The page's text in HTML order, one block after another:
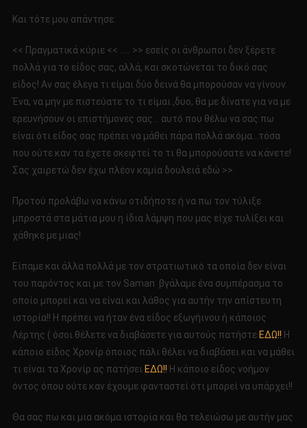
Και τότε μου απάντησε:
<< Πραγματικά κύριε << ….. >> εσείς οι άνθρωποι δεν ξέρετε
πολλά για το είδος σας, αλλά, και σκοτώνεται το δικό σας
είδος! Αν σας έλεγα τι είμαι δύο δεινά θα μπορούσαν να γίνουν.
Ένα, να μην με πιστεύατε το τι είμαι ,δυο, θα με δίνατε για να με
ερευνήσουν οι επιστήμονες σας… αυτό που θέλω να σας πω
είναι ότι είδος σας πρέπει να μάθει πάρα πολλά ακόμα…τόσα
που ούτε καν τα έχετε σκεφτεί το τι θα μπορούσατε να κάνετε!
Σας χαιρετώ δεν έχω πλέον καμία δουλειά εδώ >>.
Προτού προλάβω να κάνω οτιδήποτε ή να πω τον τύλιξε
μπροστά στα μάτια μου η ίδια λάμψη που μας είχε τυλίξει και
χάθηκε με μιας!
Είπαμε και άλλα πολλά με τον στρατιωτικό τα οποία δεν είναι
του παρόντος και με τον Saman βγάλαμε ένα συμπέρασμα το
οποίο μπορεί και να είναι και λάθος για αυτήν την απίστευτη
ιστορία!! Η πρέπει να ήταν ένα είδος εξωγήινου ή κάποιος
Λέρτης ( όσοι θέλετε να διαβάσετε για αυτούς πατήστε ΕΔΩ!! Η
κάποιο είδος Χρονίρ όποιος πάλι θέλει να διαβάσει και να μάθει
τι είναι τα Χρονίρ ας πατήσει ΕΔΩ!! Η κάποιο είδος νοήμον
όντος όπου ούτε καν έχουμε φανταστεί ότι μπορεί να υπάρχει!!
Θα σας πω και μια ακόμα ιστορία και θα τελειώσω με αυτήν μας